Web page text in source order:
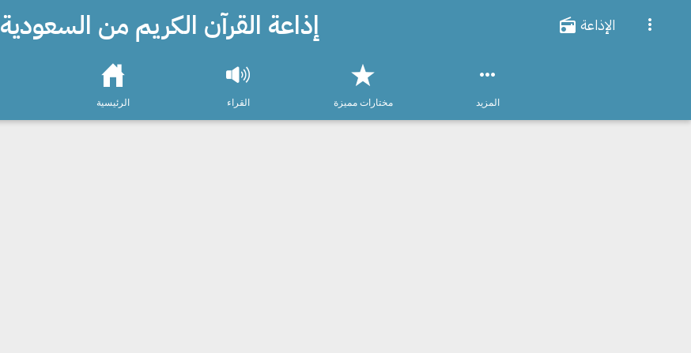
إذاعة القرآن الكريم من السعودية الإذاعة
الرئيسية القراء مختارات مميزة المزيد